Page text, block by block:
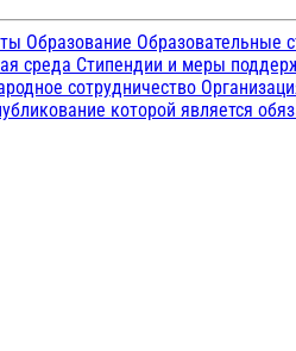
Образование Образовательные
среда Стипендии и меры
сотрудничество
которой является